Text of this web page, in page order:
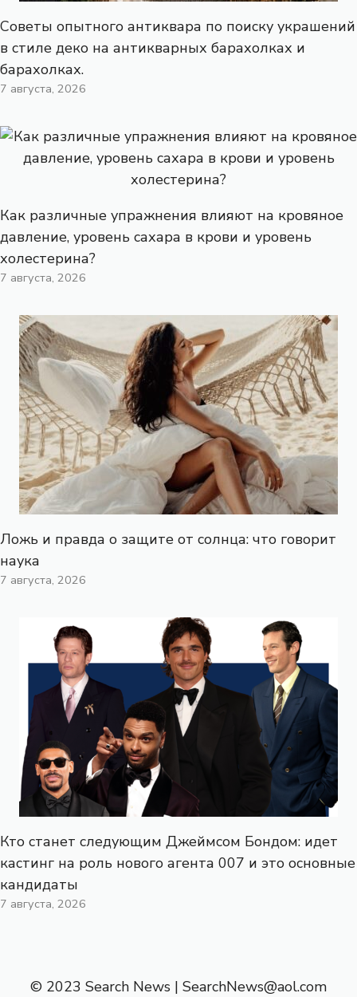
Советы опытного антиквара по поиску украшений
в стиле деко на антикварных барахолках и
барахолках.
7 августа, 2026
Как различные упражнения влияют на кровяное
давление, уровень сахара в крови и уровень
холестерина?
7 августа, 2026
Ложь и правда о защите от солнца: что говорит
наука
7 августа, 2026
Кто станет следующим Джеймсом Бондом: идет
кастинг на роль нового агента 007 и это основные
кандидаты
7 августа, 2026
© 2023 Search News | SearchNews@aol.com